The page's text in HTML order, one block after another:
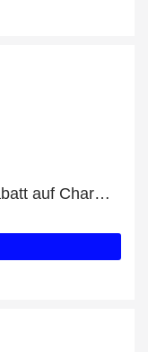
Bestes Angebot: Bis zu 37% Rabatt auf Charming Imaginative - Ring Peridot (grün) Silber